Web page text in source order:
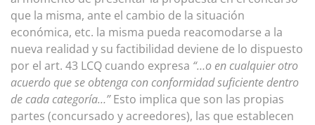
que la misma, ante el cambio de la situación
económica, etc. la misma pueda reacomodarse a la
nueva realidad y su factibilidad deviene de lo dispuesto
por el art. 43 LCQ cuando expresa “…o en cualquier otro
acuerdo que se obtenga con conformidad suficiente dentro
de cada categoría…”Esto implica que son las propias
partes (concursado y acreedores), las que establecen